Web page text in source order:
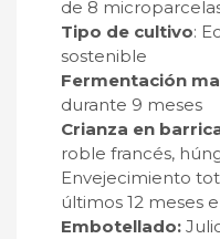
de 8
Tipo de cultivo:
sostenible
Fermentación
durante 9 meses
Crianza en
roble francés,
Envejecimiento
últimos 12 meses
Embotellado: